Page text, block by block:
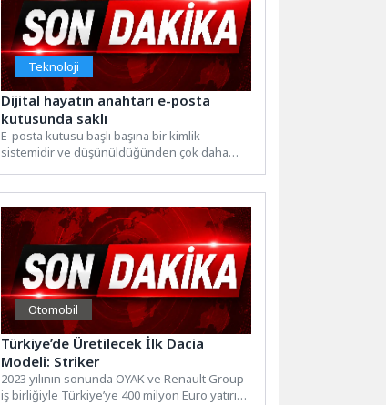
Teknoloji
Dijital hayatın anahtarı e-posta
kutusunda saklı
E-posta kutusu başlı başına bir kimlik
sistemidir ve düşünüldüğünden çok daha
Otomobil
Türkiye’de Üretilecek İlk Dacia
Modeli: Striker
2023 yılının sonunda OYAK ve Renault Group
iş birliğiyle Türkiye’ye 400 milyon Euro yatırım